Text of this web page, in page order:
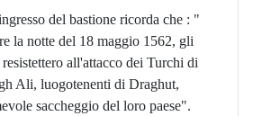
del bastione ricorda che : "
la notte del 18 maggio 1562, gli
all'attacco dei Turchi di
Ali, luogotenenti di Draghut,
saccheggio del loro paese".